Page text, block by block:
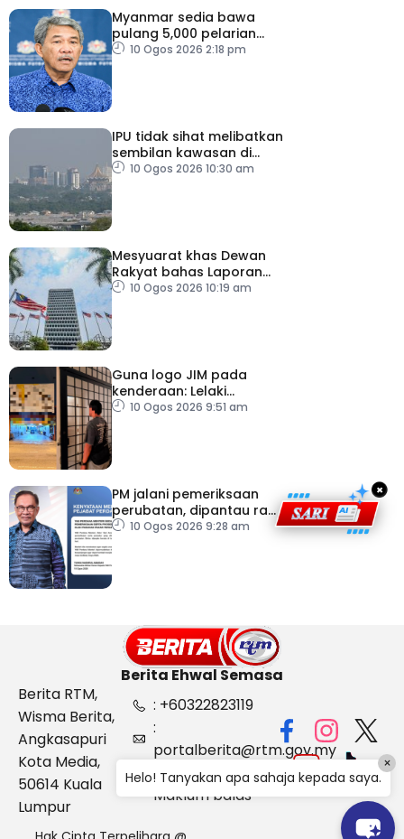
Myanmar sedia bawa
pulang 5,000 pelarian
guna kapal
10 Ogos 2026 2:18 pm
IPU tidak sihat melibatkan
sembilan kawasan di
Sarawak
10 Ogos 2026 10:30 am
Mesyuarat khas Dewan
Rakyat bahas Laporan
RCI Tabung Haji, esok
10 Ogos 2026 10:19 am
Guna logo JIM pada
kenderaan: Lelaki
Pakistan dicekup
10 Ogos 2026 9:51 am
PM jalani pemeriksaan
perubatan, dipantau rapi
dua hari
10 Ogos 2026 9:28 am
×
Berita Ehwal Semasa
Berita RTM,
Wisma Berita,
Angkasapuri
Kota Media,
50614 Kuala
Lumpur
: +60322823119
:
portalberita@rtm.gov.my
: Aduan &
Maklum balas
Helo! Tanyakan apa sahaja kepada saya.
×